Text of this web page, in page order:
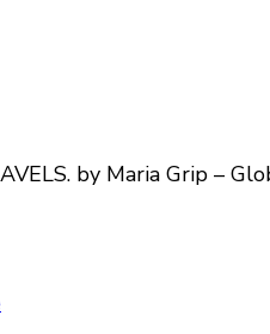
by Maria Grip –